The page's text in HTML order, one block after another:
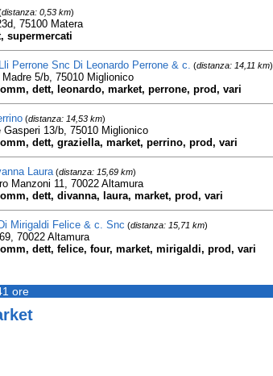
distanza: 0,53 km)
75100 Matera
supermercati
Perrone Snc Di Leonardo Perrone & c. (distanza: 14,11 km)
Madre 5/b, 75010 Miglionico
dett, leonardo, market, perrone, prod, vari
(distanza: 14,53 km)
Gasperi 13/b, 75010 Miglionico
dett, graziella, market, perrino, prod, vari
Laura(distanza: 15,69 km)
Manzoni 11, 70022 Altamura
dett, divanna, laura, market, prod, vari
Mirigaldi Felice & c. Snc (distanza: 15,71 km)
70022 Altamura
dett, felice, four, market, mirigaldi, prod, vari
ore